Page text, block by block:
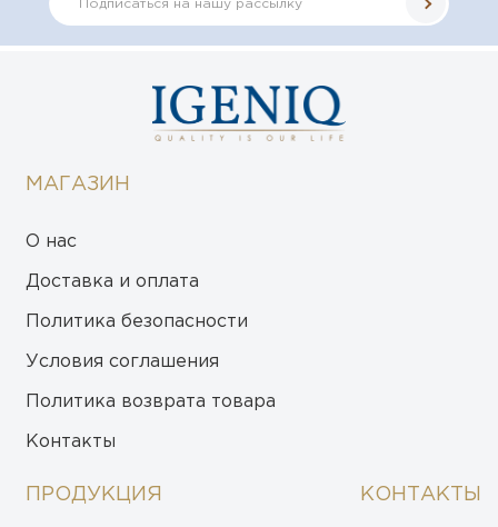
МАГАЗИН
О нас
Доставка и оплата
Политика безопасности
Условия соглашения
Политика возврата товара
Контакты
ПРОДУКЦИЯ КОНТАКТЫ